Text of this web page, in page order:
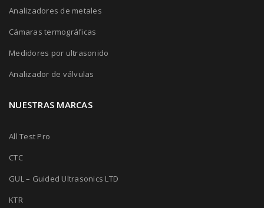
Analizadores de metales
Cámaras termográficas
Medidores por ultrasonido
Analizador de válvulas
NUESTRAS MARCAS
All Test Pro
CTC
GUL – Guided Ultrasonics LTD
KTR